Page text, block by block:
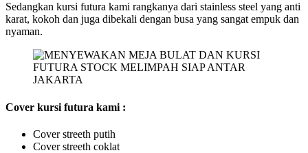
Sedangkan kursi futura kami rangkanya dari stainless steel yang anti
karat, kokoh dan juga dibekali dengan busa yang sangat empuk dan
nyaman.
Cover kursi futura kami :
Cover streeth putih
Cover streeth coklat